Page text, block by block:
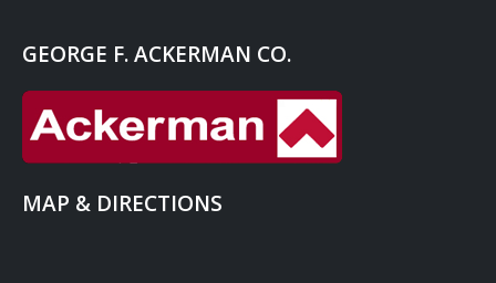
GEORGE F. ACKERMAN CO.
MAP & DIRECTIONS